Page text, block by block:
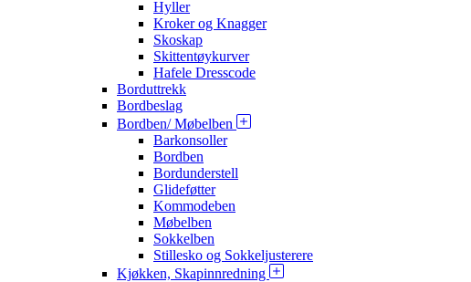
Hyller
Kroker og Knagger
Skoskap
Skittentøykurver
Hafele Dresscode
Borduttrekk
Bordbeslag
Bordben/ Møbelben
Barkonsoller
Bordben
Bordunderstell
Glideføtter
Kommodeben
Møbelben
Sokkelben
Stillesko og Sokkeljusterere
Kjøkken, Skapinnredning